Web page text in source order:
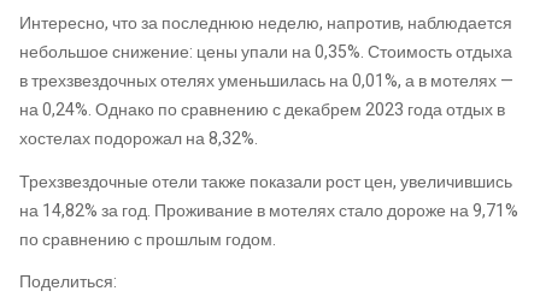
Интересно, что за последнюю неделю, напротив, наблюдается
небольшое снижение: цены упали на 0,35%. Стоимость отдыха
в трехзвездочных отелях уменьшилась на 0,01%, а в мотелях —
на 0,24%. Однако по сравнению с декабрем 2023 года отдых в
хостелах подорожал на 8,32%.
Трехзвездочные отели также показали рост цен, увеличившись
на 14,82% за год. Проживание в мотелях стало дороже на 9,71%
по сравнению с прошлым годом.
Поделиться: